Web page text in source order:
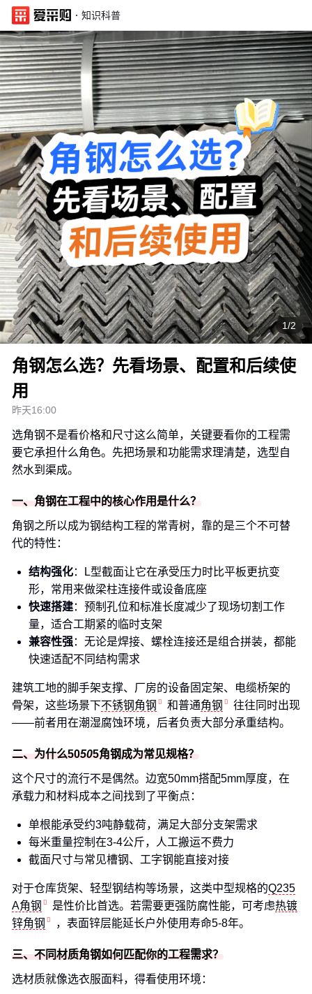
· 知识科普
1/2
角钢怎么选？先看场景、配置和后续使
用
昨天16:00
选角钢不是看价格和尺寸这么简单，关键要看你的工程需
要它承担什么角色。先把场景和功能需求理清楚，选型自
然水到渠成。
一、角钢在工程中的核心作用是什么？
角钢之所以成为钢结构工程的常青树，靠的是三个不可替
代的特性：
结构强化：L型截面让它在承受压力时比平板更抗变
形，常用来做梁柱连接件或设备底座
快速搭建：预制孔位和标准长度减少了现场切割工作
量，适合工期紧的临时支架
兼容性强：无论是焊接、螺栓连接还是组合拼装，都能
快速适配不同结构需求
建筑工地的脚手架支撑、厂房的设备固定架、电缆桥架的
骨架，这些场景下不锈钢角钢 和普通角钢
往往同时出现
——前者用在潮湿腐蚀环境，后者负责大部分承重结构。
二、为什么50505角钢成为常见规格？
这个尺寸的流行不是偶然。边宽50mm搭配5mm厚度，在
承载力和材料成本之间找到了平衡点：
单根能承受约3吨静载荷，满足大部分支架需求
每米重量控制在3-4公斤，人工搬运不费力
截面尺寸与常见槽钢、工字钢能直接对接
对于仓库货架、轻型钢结构等场景，这类中型规格的Q235
A角钢
是性价比首选。若需要更强防腐性能，可考虑热镀
锌角钢
，表面锌层能延长户外使用寿命5-8年。
三、不同材质角钢如何匹配你的工程需求？
选材质就像选衣服面料，得看使用环境：